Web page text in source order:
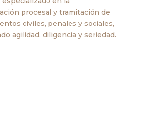
procesal y tramitación de
civiles, penales y sociales,
agilidad, diligencia y seriedad.